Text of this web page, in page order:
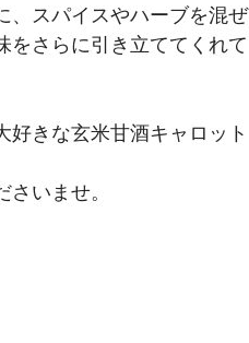
、スパイスやハーブを混ぜ
をさらに引き立ててくれて
好きな玄米甘酒キャロット
いませ。